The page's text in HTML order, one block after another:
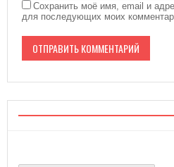
Сохранить моё имя, email и
для последующих моих